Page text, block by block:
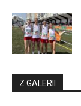
Z GALERII